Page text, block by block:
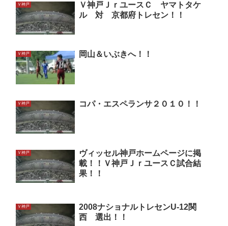
Ｖ神戸
Ｖ神戸ＪｒユースＣ ヤマトタケ
ル 対 京都府トレセン！！
Ｖ神戸 岡山＆いぶきへ！！
Ｖ神戸 コパ・エスペランサ２０１０！！
Ｖ神戸
ヴィッセル神戸ホームページに掲
載！！Ｖ神戸ＪｒユースＣ試合結
果！！
Ｖ神戸
2008ナショナルトレセンU-12関
西 選出！！